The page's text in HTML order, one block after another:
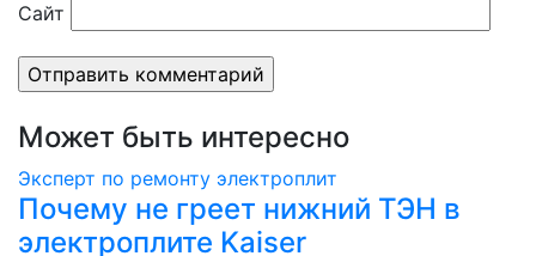
Сайт
Может быть интересно
Эксперт по ремонту электроплит
Почему не греет нижний ТЭН в
электроплите Kaiser